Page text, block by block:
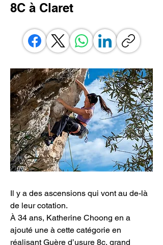
8C à Claret
Il y a des ascensions qui vont au de-là
de leur cotation.
À 34 ans, Katherine Choong en a
ajouté une à cette catégorie en
réalisant Guère d’usure 8c, grand